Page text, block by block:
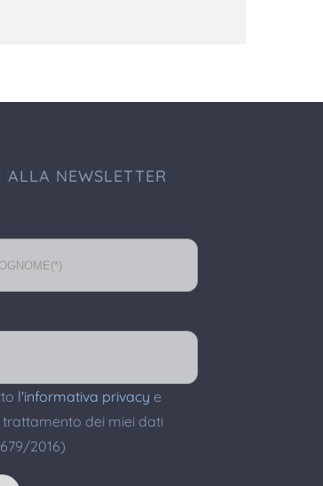
ALLA NEWSLETTER
l'informativa privacy e
dei miei dati
2016)